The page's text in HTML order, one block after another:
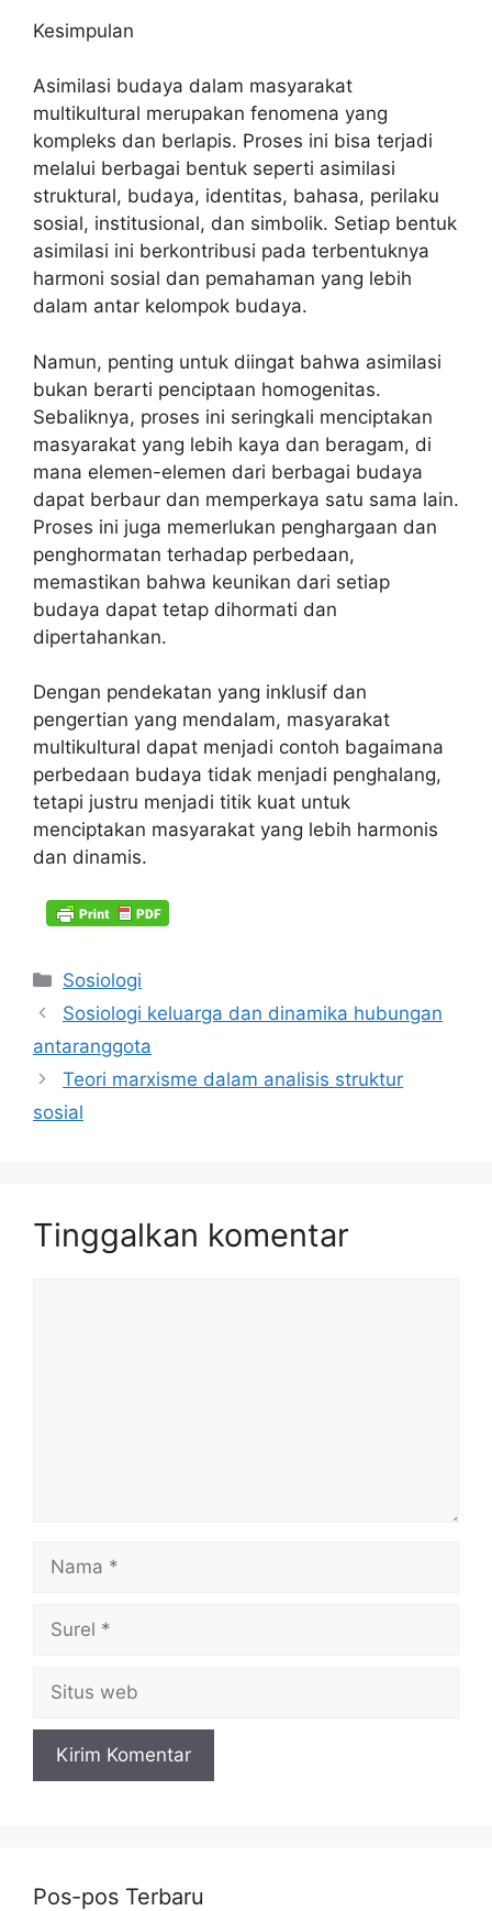
Kesimpulan
Asimilasi budaya dalam masyarakat
multikultural merupakan fenomena yang
kompleks dan berlapis. Proses ini bisa terjadi
melalui berbagai bentuk seperti asimilasi
struktural, budaya, identitas, bahasa, perilaku
sosial, institusional, dan simbolik. Setiap bentuk
asimilasi ini berkontribusi pada terbentuknya
harmoni sosial dan pemahaman yang lebih
dalam antar kelompok budaya.
Namun, penting untuk diingat bahwa asimilasi
bukan berarti penciptaan homogenitas.
Sebaliknya, proses ini seringkali menciptakan
masyarakat yang lebih kaya dan beragam, di
mana elemen-elemen dari berbagai budaya
dapat berbaur dan memperkaya satu sama lain.
Proses ini juga memerlukan penghargaan dan
penghormatan terhadap perbedaan,
memastikan bahwa keunikan dari setiap
budaya dapat tetap dihormati dan
dipertahankan.
Dengan pendekatan yang inklusif dan
pengertian yang mendalam, masyarakat
multikultural dapat menjadi contoh bagaimana
perbedaan budaya tidak menjadi penghalang,
tetapi justru menjadi titik kuat untuk
menciptakan masyarakat yang lebih harmonis
dan dinamis.
Kategori
Sosiologi
Sosiologi keluarga dan dinamika hubungan
antaranggota
Teori marxisme dalam analisis struktur
sosial
Tinggalkan komentar
web
Pos-pos Terbaru